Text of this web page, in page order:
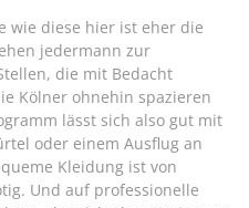
wie diese hier ist eher die
jedermann zur
die mit Bedacht
Kölner ohnehin spazieren
lässt sich also gut mit
oder einem Ausflug an
Kleidung ist von
Und auf professionelle